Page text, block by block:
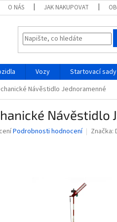
O NÁS JAK NAKUPOVAT
Vozy Startovací sady
Návěstidlo Jednoramenné
Návěstidlo
Podrobnosti hodnocení Značka: